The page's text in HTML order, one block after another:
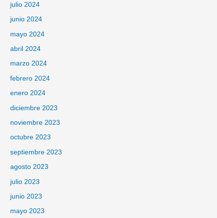
julio 2024
junio 2024
mayo 2024
abril 2024
marzo 2024
febrero 2024
enero 2024
diciembre 2023
noviembre 2023
octubre 2023
septiembre 2023
agosto 2023
julio 2023
junio 2023
mayo 2023